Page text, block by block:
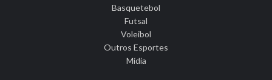
Basquetebol
Futsal
Voleibol
Outros Esportes
Mídia